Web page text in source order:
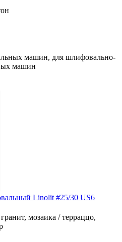
машин, для шлифовально-
машин
Linolit #25/30 US6
мозаика / терраццо,